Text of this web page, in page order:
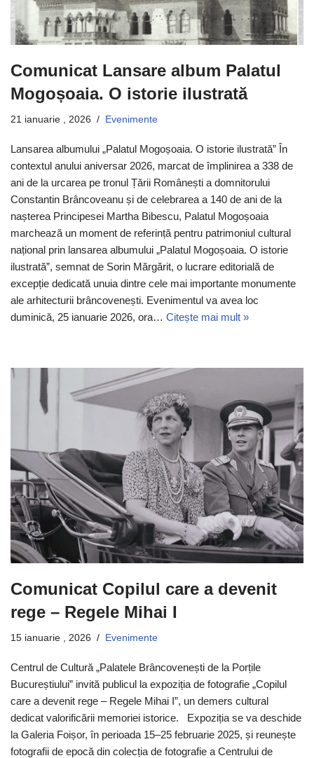
Comunicat Lansare album Palatul
Mogoșoaia. O istorie ilustrată
21 ianuarie , 2026 Evenimente
Lansarea albumului „Palatul Mogoșoaia. O istorie ilustrată” În
contextul anului aniversar 2026, marcat de împlinirea a 338 de
ani de la urcarea pe tronul Țării Românești a domnitorului
Constantin Brâncoveanu și de celebrarea a 140 de ani de la
nașterea Principesei Martha Bibescu, Palatul Mogoșoaia
marchează un moment de referință pentru patrimoniul cultural
național prin lansarea albumului „Palatul Mogoșoaia. O istorie
ilustrată”, semnat de Sorin Mărgărit, o lucrare editorială de
excepție dedicată unuia dintre cele mai importante monumente
ale arhitecturii brâncovenești. Evenimentul va avea loc
duminică, 25 ianuarie 2026, ora… Citește mai mult »
Comunicat Copilul care a devenit
rege – Regele Mihai I
15 ianuarie , 2026 Evenimente
Centrul de Cultură „Palatele Brâncovenești de la Porțile
Bucureștiului” invită publicul la expoziția de fotografie „Copilul
care a devenit rege – Regele Mihai I”, un demers cultural
dedicat valorificării memoriei istorice. Expoziția se va deschide
la Galeria Foișor, în perioada 15–25 februarie 2025, și reunește
fotografii de epocă din colecția de fotografie a Centrului de